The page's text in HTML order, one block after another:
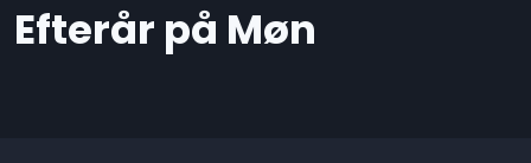
Efterår på Møn